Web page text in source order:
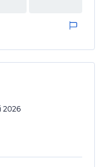
und
2026